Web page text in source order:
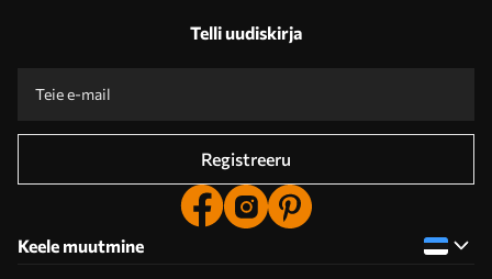
Telli uudiskirja
Registreeru
Keele muutmine